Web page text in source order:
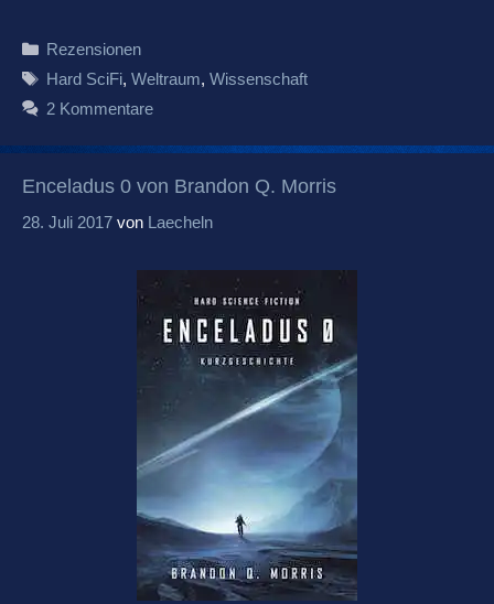
Kategorien
Rezensionen
Schlagwörter
Hard SciFi, Weltraum, Wissenschaft
2 Kommentare
Enceladus 0 von Brandon Q. Morris
28. Juli 2017 von Laecheln